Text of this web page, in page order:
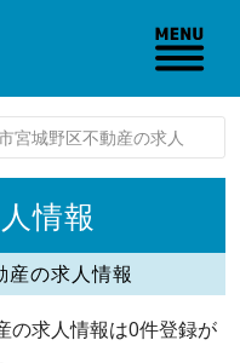
宮城野区不動産の求人
情報
産の求人情報
の求人情報は0件登録が